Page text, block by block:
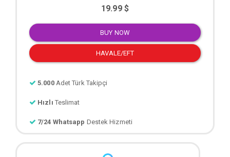
19.99 $
BUY NOW
HAVALE/EFT
5.000 Adet Türk Takipçi
Hızlı Teslimat
7/24 Whatsapp Destek Hizmeti